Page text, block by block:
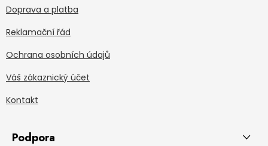
Doprava a platba
Reklamační řád
Ochrana osobních údajů
Váš zákaznický účet
Kontakt
Podpora